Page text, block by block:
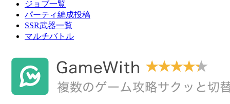
ジョブ一覧
パーティ編成投稿
SSR武器一覧
マルチバトル